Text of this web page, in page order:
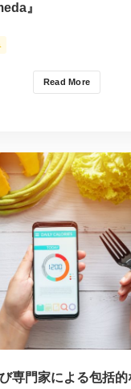
』
Read More
専門家による包括的